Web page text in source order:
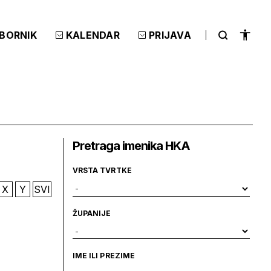
KALENDAR PRIJAVA
X Y SVI
Pretraga imenika HKA
VRSTA TVRTKE
ŽUPANIJE
IME ILI PREZIME